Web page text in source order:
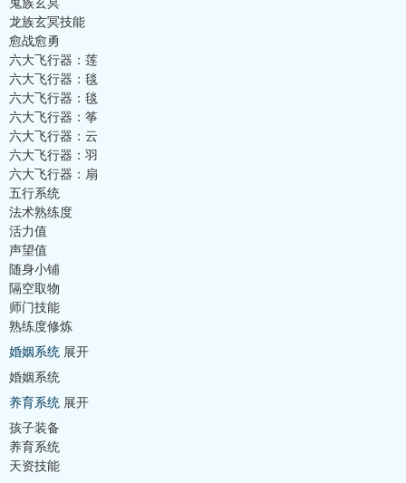
龙族玄冥技能
愈战愈勇
六大飞行器：莲
六大飞行器：毯
六大飞行器：毯
六大飞行器：筝
六大飞行器：云
六大飞行器：羽
六大飞行器：扇
五行系统
法术熟练度
活力值
声望值
随身小铺
隔空取物
师门技能
熟练度修炼
婚姻系统 展开
婚姻系统
养育系统 展开
孩子装备
养育系统
天资技能